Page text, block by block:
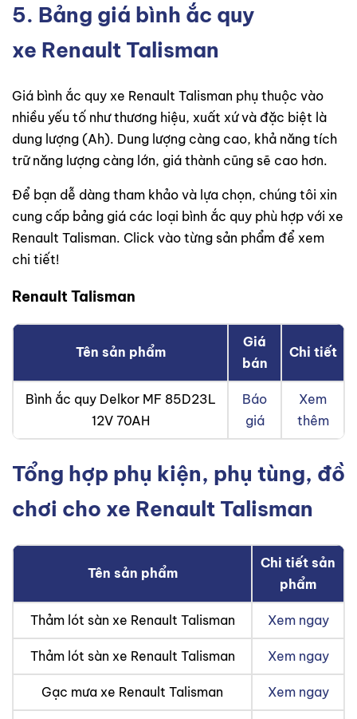
5. Bảng giá bình ắc quy
xe Renault Talisman
Giá bình ắc quy xe Renault Talisman phụ thuộc vào
nhiều yếu tố như thương hiệu, xuất xứ và đặc biệt là
dung lượng (Ah). Dung lượng càng cao, khả năng tích
trữ năng lượng càng lớn, giá thành cũng sẽ cao hơn.
Để bạn dễ dàng tham khảo và lựa chọn, chúng tôi xin
cung cấp bảng giá các loại bình ắc quy phù hợp với xe
Renault Talisman. Click vào từng sản phẩm để xem
chi tiết!
Renault Talisman
Tên sản phẩm
Giá
bán
Chi tiết
Bình ắc quy Delkor MF 85D23L
12V 70AH
Báo
giá
Xem
thêm
Tổng hợp phụ kiện, phụ tùng, đồ
chơi cho xe Renault Talisman
Tên sản phẩm
Chi tiết sản
phẩm
Thảm lót sàn xe Renault Talisman Xem ngay
Thảm lót sàn xe Renault Talisman Xem ngay
Gạc mưa xe Renault Talisman Xem ngay